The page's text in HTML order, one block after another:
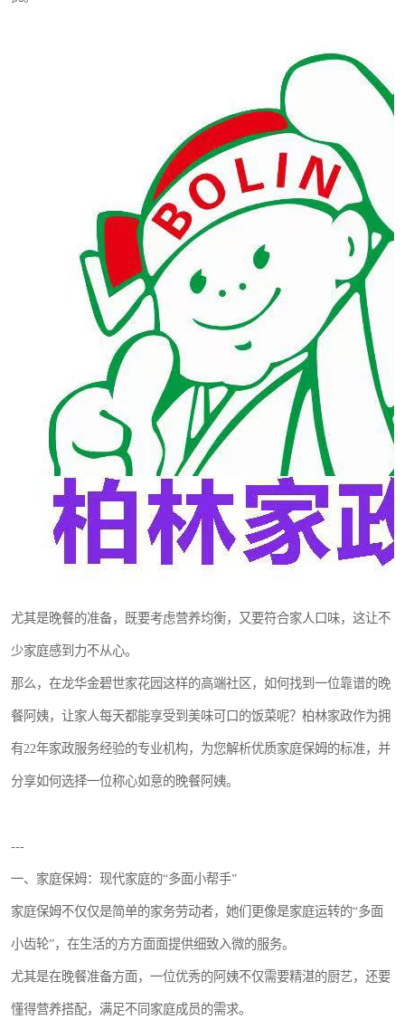
尤其是晚餐的准备，既要考虑营养均衡，又要符合家人口味，这让不
少家庭感到力不从心。
那么，在龙华金碧世家花园这样的高端社区，如何找到一位靠谱的晚
餐阿姨，让家人每天都能享受到美味可口的饭菜呢？柏林家政作为拥
有22年家政服务经验的专业机构，为您解析优质家庭保姆的标准，并
分享如何选择一位称心如意的晚餐阿姨。
---
一、家庭保姆：现代家庭的“多面小帮手”
家庭保姆不仅仅是简单的家务劳动者，她们更像是家庭运转的“多面
小齿轮”，在生活的方方面面提供细致入微的服务。
尤其是在晚餐准备方面，一位优秀的阿姨不仅需要精湛的厨艺，还要
懂得营养搭配，满足不同家庭成员的需求。